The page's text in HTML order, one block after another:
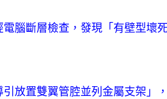
腦斷層檢查，發現「有壁型壞
放置雙翼管腔並列金屬支架」